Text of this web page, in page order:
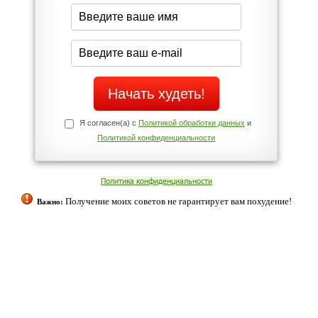
середине дня?
Телефоны службы поддержки
+7 (909) 421-77-27
cookies. Оставаясь с нами, вы соглашаетесь с нашей
Согласен